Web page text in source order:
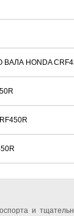
HONDA
и